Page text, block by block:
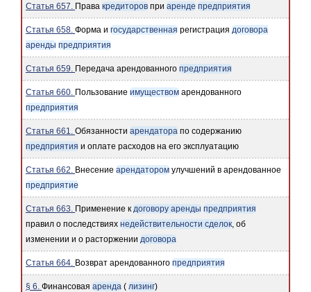
Статья 657. Права кредиторов при аренде предприятия
Статья 658. Форма и государственная регистрация договора
аренды предприятия
Статья 659. Передача арендованного предприятия
Статья 660. Пользование имуществом арендованного
предприятия
Статья 661. Обязанности арендатора по содержанию
предприятия и оплате расходов на его эксплуатацию
Статья 662. Внесение арендатором улучшений в арендованное
предприятие
Статья 663. Применение к договору аренды предприятия
правил о последствиях недействительности сделок, об
изменении и о расторжении договора
Статья 664. Возврат арендованного предприятия
§ 6. Финансовая аренда ( лизинг)